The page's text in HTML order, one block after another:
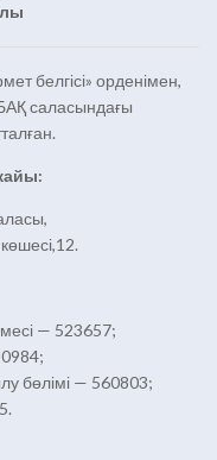
белгісі» орденімен,
саласындағы
— 523657;
бөлімі — 560803;